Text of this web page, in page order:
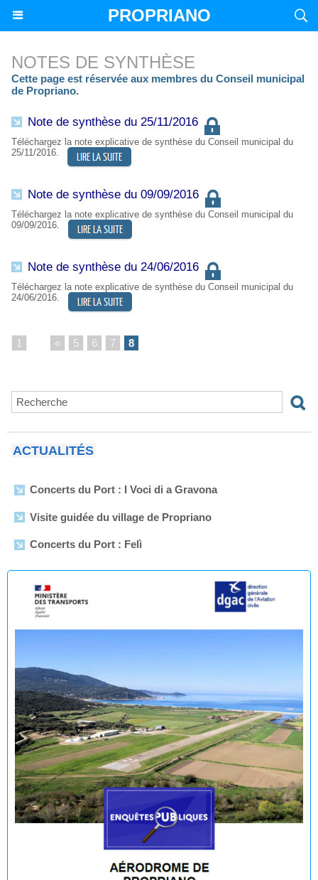
PROPRIANO
NOTES DE SYNTHÈSE
Cette page est réservée aux membres du Conseil municipal
de Propriano.
Note de synthèse du 25/11/2016
Téléchargez la note explicative de synthèse du Conseil municipal du
25/11/2016.
Note de synthèse du 09/09/2016
Téléchargez la note explicative de synthèse du Conseil municipal du
09/09/2016.
Note de synthèse du 24/06/2016
​Téléchargez la note explicative de synthèse du Conseil municipal du
24/06/2016.
1 « 5 6 7 8
ACTUALITÉS
Enquête publique en vue de l'Établissement du plan de
servitudes aéronautiques de dégagement de l’aérodrome
de Propriano
Fermeture temporaire de la baignade Plage du Lido -
Purraja par mesure de précaution
Décision du Maire du 09 juillet 2026